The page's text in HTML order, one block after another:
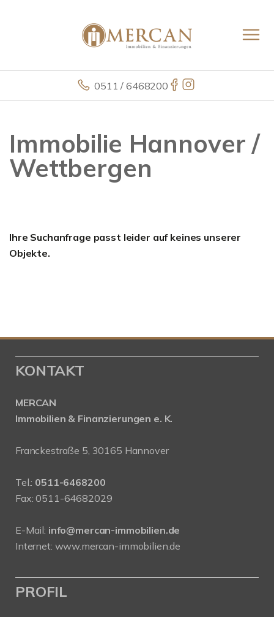
0511 / 6468200
Immobilie Hannover /
Wettbergen
Ihre Suchanfrage passt leider auf keines unserer
Objekte.
KONTAKT
MERCAN
Immobilien & Finanzierungen e. K.
Franckestraße 5, 30165 Hannover
Tel.: 0511-6468200
Fax: 0511-64682029
E-Mail: info@mercan-immobilien.de
Internet: www.mercan-immobilien.de
PROFIL